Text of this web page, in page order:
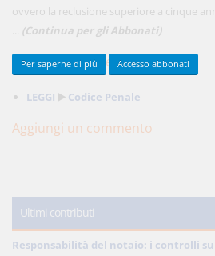
ovvero la reclusione superiore a cinque
(Continua per gli Abbonati)
Percorsi argomentali
LEGGI Codice Penale
Aggiungi un commento
Ultimi contributi
Responsabilità del notaio: i controlli
Acquista ora
Per saperne di più Accesso abbonati